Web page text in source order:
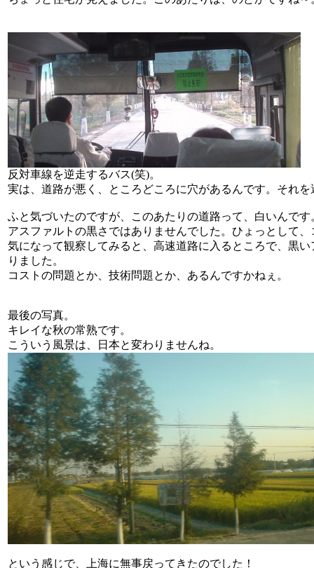
反対車線を逆走するバス(笑)。
実は、道路が悪く、ところどころに穴があるんです。それを
ふと気づいたのですが、このあたりの道路って、白いんです
アスファルトの黒さではありませんでした。ひょっとして
気になって観察してみると、高速道路に入るところで、黒
りました。
コストの問題とか、技術問題とか、あるんですかねぇ。
最後の写真。
キレイな秋の常熟です。
こういう風景は、日本と変わりませんね。
という感じで、上海に無事戻ってきたのでした！